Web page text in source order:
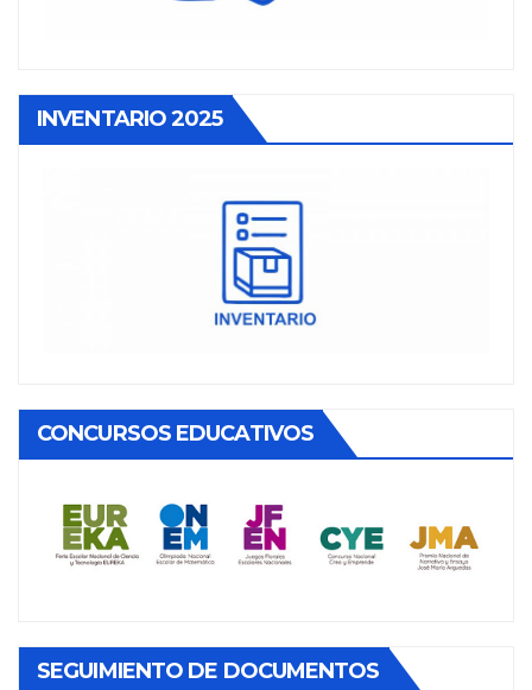
INVENTARIO 2025
CONCURSOS EDUCATIVOS
SEGUIMIENTO DE DOCUMENTOS